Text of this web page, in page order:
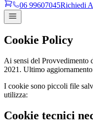
06 99607045Richiedi
Cookie Policy
Ai sensi del Provvedimento
2021. Ultimo
I cookie sono piccoli file
utilizza:
Cookie tecnici